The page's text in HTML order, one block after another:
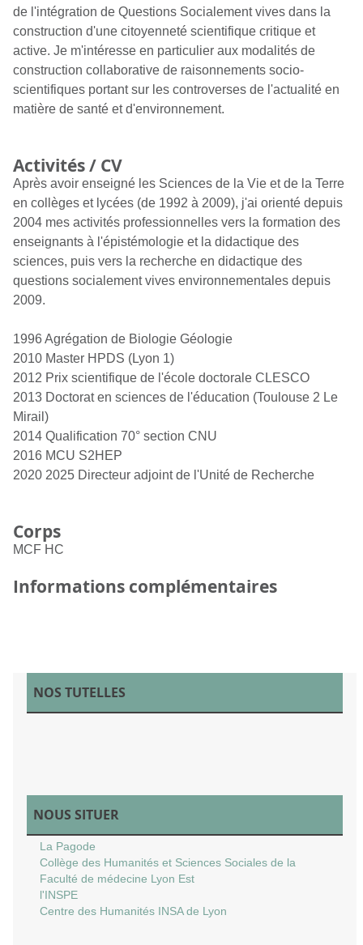
de l'intégration de Questions Socialement vives dans la
construction d'une citoyenneté scientifique critique et
active. Je m'intéresse en particulier aux modalités de
construction collaborative de raisonnements socio-
scientifiques portant sur les controverses de l'actualité en
matière de santé et d'environnement.
Activités / CV
Après avoir enseigné les Sciences de la Vie et de la Terre
en collèges et lycées (de 1992 à 2009), j'ai orienté depuis
2004 mes activités professionnelles vers la formation des
enseignants à l'épistémologie et la didactique des
sciences, puis vers la recherche en didactique des
questions socialement vives environnementales depuis
2009.
1996 Agrégation de Biologie Géologie
2010 Master HPDS (Lyon 1)
2012 Prix scientifique de l'école doctorale CLESCO
2013 Doctorat en sciences de l'éducation (Toulouse 2 Le
Mirail)
2014 Qualification 70° section CNU
2016 MCU S2HEP
2020 2025 Directeur adjoint de l'Unité de Recherche
Corps
MCF HC
Informations complémentaires
NOS TUTELLES
NOUS SITUER
La Pagode
Collège des Humanités et Sciences Sociales de la
Faculté de médecine Lyon Est
l'INSPE
Centre des Humanités INSA de Lyon